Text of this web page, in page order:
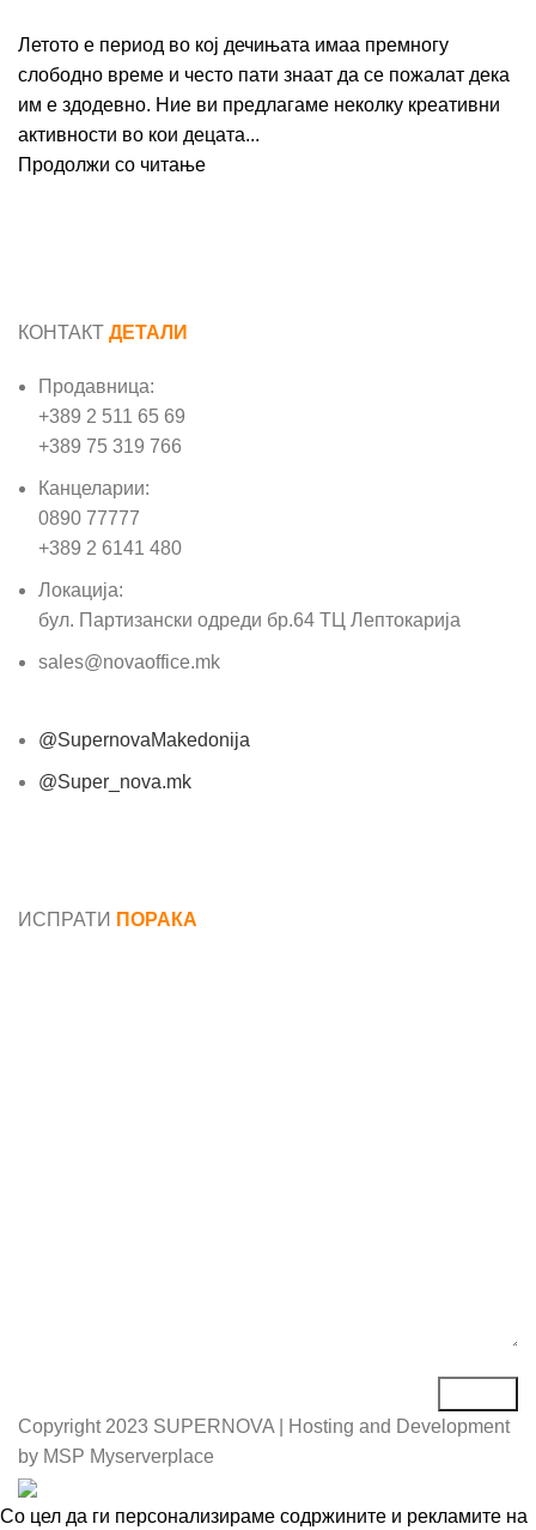
Летото е период во кој дечињата имаа премногу
слободно време и често пати знаат да се пожалат дека
им е здодевно. Ние ви предлагаме неколку креативни
активности во кои децата...
Продолжи со читање
КОНТАКТ ДЕТАЛИ
Продавница:
+389 2 511 65 69
+389 75 319 766
Канцеларии:
0890 77777
+389 2 6141 480
Локација:
бул. Партизански одреди бр.64 ТЦ Лептокарија
sales@novaoffice.mk
@SupernovaMakedonija
@Super_nova.mk
ИСПРАТИ ПОРАКА
Copyright 2023 SUPERNOVA | Hosting and Development
by MSP Myserverplace
Со цел да ги персонализираме содржините и рекламите на